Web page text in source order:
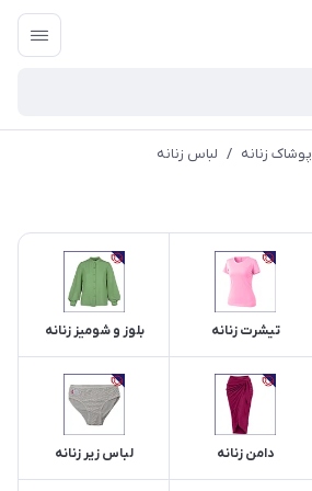
پوشاک زنانه / لباس زنانه
تیشرت زنانه بلوز و شومیز زنانه
دامن زنانه لباس زیر زنانه